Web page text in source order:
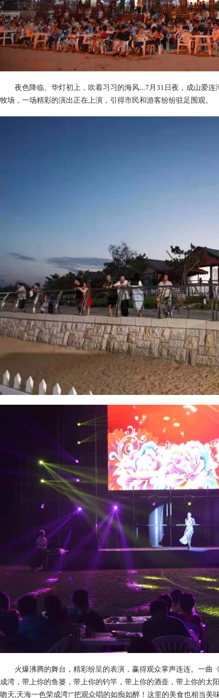
夜色降临、华灯初上，吹着习习的海风...7月31日夜，成山爱
牧场，一场精彩的演出正在上演，引得市民和游客纷纷驻足围观。
火爆沸腾的舞台，精彩纷呈的表演，赢得观众掌声连连。一曲
成湾，带上你的鱼篓，带上你的钓竿，带上你的酒壶，带上你的
吻天,天海一色荣成湾!”把观众唱的如痴如醉！这里的美食也相当美